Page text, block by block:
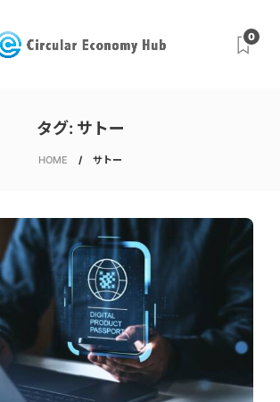
0
タグ: サトー
HOME サトー